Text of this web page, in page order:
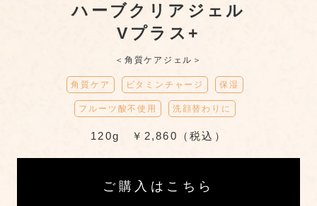
ハーブクリアジェル
Vプラス+
＜角質ケアジェル＞
角質ケア ビタミンチャージ 保湿
フルーツ酸不使用 洗顔替わりに
120g ￥2,860（税込）
ご購入はこちら